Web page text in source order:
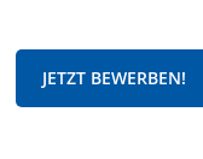
JETZT BEWERBEN!